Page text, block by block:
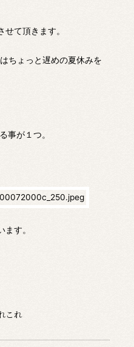
せて頂きます。
ちょっと遅めの夏休みを
事が１つ。
す。
これ